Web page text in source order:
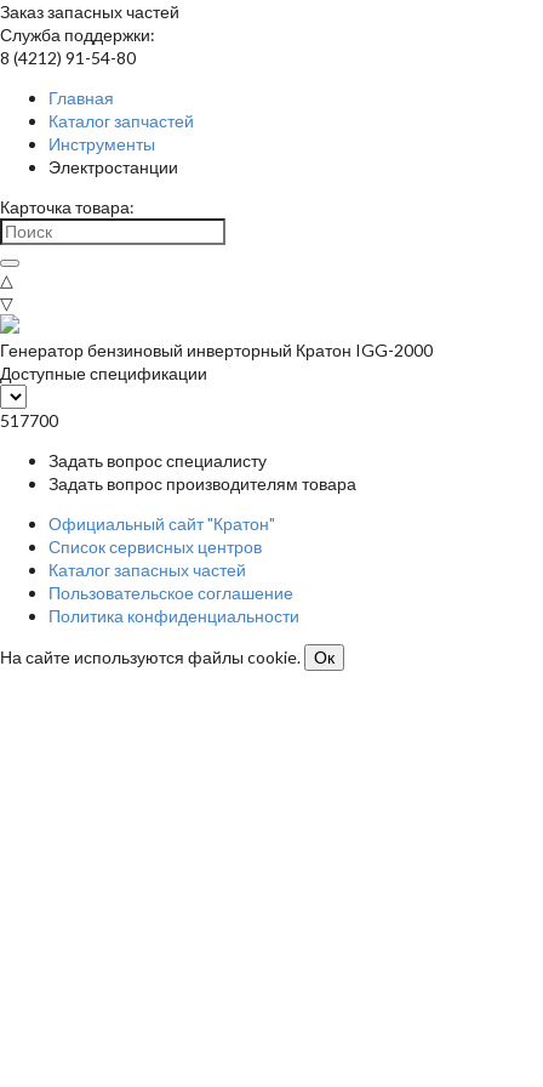
Заказ запасных частей
Служба поддержки:
8 (4212) 91-54-80
Главная
Каталог запчастей
Инструменты
Электростанции
Карточка товара:
△
▽
Генератор бензиновый инверторный Кратон IGG-2000
Доступные спецификации
517700
Задать вопрос специалисту
Задать вопрос производителям товара
Официальный сайт "Кратон"
Список сервисных центров
Каталог запасных частей
Пользовательское соглашение
Политика конфиденциальности
На сайте используются файлы cookie.
Ок